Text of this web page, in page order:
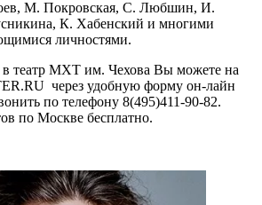
М. Покровская, С. Любшин, И.
К. Хабенский и многими
личностями.
в театр МХТ им. Чехова Вы можете на
через удобную форму он-лайн
по телефону 8(495)411-90-82.
по Москве бесплатно.